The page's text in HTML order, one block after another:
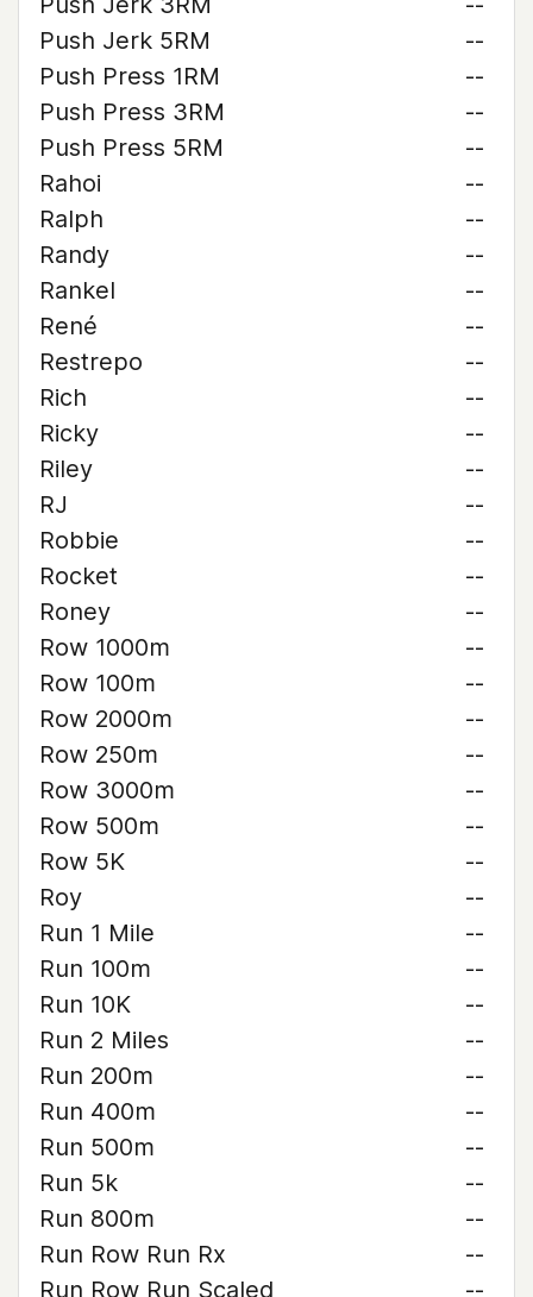
Push Jerk 5RM
--
Push Press 1RM
--
Push Press 3RM
--
Push Press 5RM
--
Rahoi
--
Ralph
--
Randy
--
Rankel
--
René
--
Restrepo
--
Rich
--
Ricky
--
Riley
--
RJ
--
Robbie
--
Rocket
--
Roney
--
Row 1000m
--
Row 100m
--
Row 2000m
--
Row 250m
--
Row 3000m
--
Row 500m
--
Row 5K
--
Roy
--
Run 1 Mile
--
Run 100m
--
Run 10K
--
Run 2 Miles
--
Run 200m
--
Run 400m
--
Run 500m
--
Run 5k
--
Run 800m
--
Run Row Run Rx
--
Run Row Run Scaled
--